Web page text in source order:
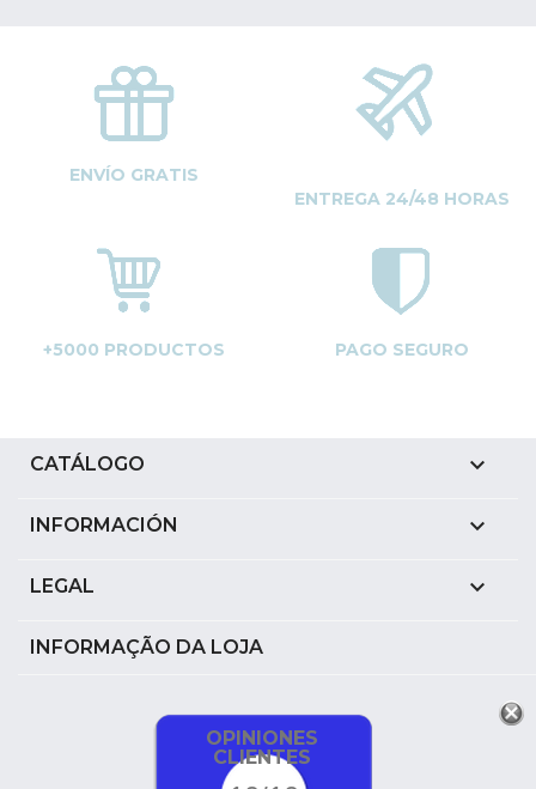
ENVÍO GRATIS
ENTREGA 24/48 HORAS
+5000 PRODUCTOS PAGO SEGURO
CATÁLOGO 
INFORMACIÓN 
LEGAL 
INFORMAÇÃO DA LOJA
OPINIONES
CLIENTES